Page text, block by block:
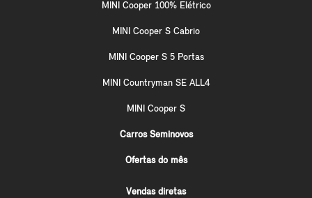
MINI Cooper 100% Elétrico
MINI Cooper S Cabrio
MINI Cooper S 5 Portas
MINI Countryman SE ALL4
MINI Cooper S
Carros Seminovos
Ofertas do mês
Vendas diretas